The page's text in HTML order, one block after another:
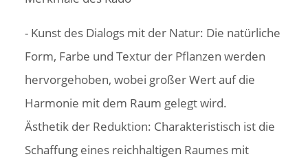
- Kunst des Dialogs mit der Natur: Die natürliche
Form, Farbe und Textur der Pflanzen werden
hervorgehoben, wobei großer Wert auf die
Harmonie mit dem Raum gelegt wird.
Ästhetik der Reduktion: Charakteristisch ist die
Schaffung eines reichhaltigen Raumes mit